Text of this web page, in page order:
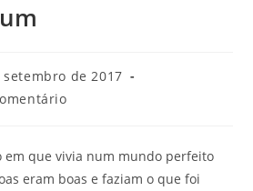
setembro de 2017
em que vivia num mundo perfeito
eram boas e faziam o que foi